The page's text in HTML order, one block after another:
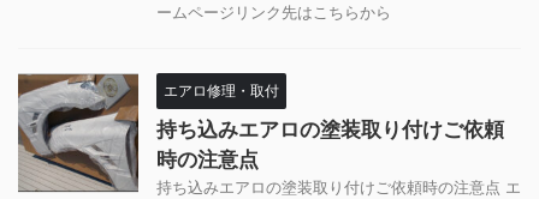
ームページリンク先はこちらから
エアロ修理・取付
持ち込みエアロの塗装取り付けご依頼
時の注意点
持ち込みエアロの塗装取り付けご依頼時の注意点 エ